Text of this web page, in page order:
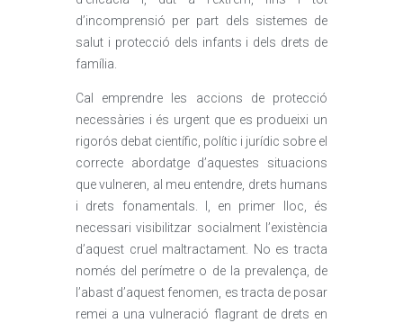
d’incomprensió per part dels sistemes de
salut i protecció dels infants i dels drets de
família.
Cal emprendre les accions de protecció
necessàries i és urgent que es produeixi un
rigorós debat científic, polític i jurídic sobre el
correcte abordatge d’aquestes situacions
que vulneren, al meu entendre, drets humans
i drets fonamentals. I, en primer lloc, és
necessari visibilitzar socialment l’existència
d’aquest cruel maltractament. No es tracta
només del perímetre o de la prevalença, de
l’abast d’aquest fenomen, es tracta de posar
remei a una vulneració flagrant de drets en